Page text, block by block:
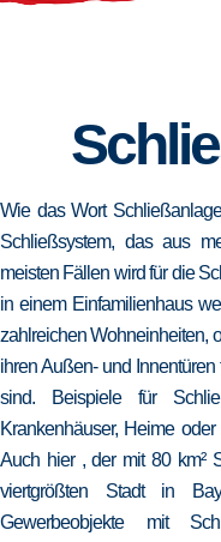
Wie das Wort
Schließsystem, das aus
meisten Fällen wird für die
in einem Einfamilienhaus
zahlreichen Wohneinheiten,
ihren Außen- und
sind. Beispiele für
Krankenhäuser, Heime
Auch hier , der mit 80 km²
viertgrößten Stadt in
Gewerbeobjekte mit